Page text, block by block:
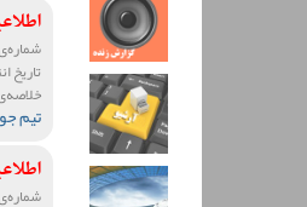
تاریخ
تیم